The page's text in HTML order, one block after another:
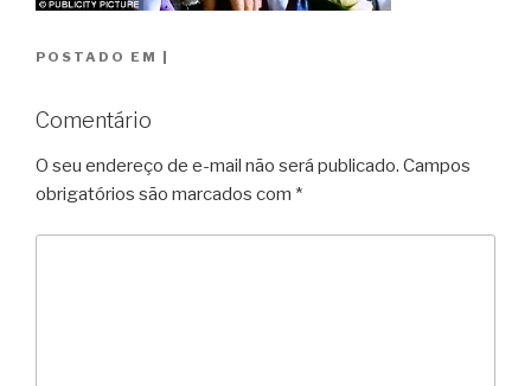
POSTADO EM |
Comentário
O seu endereço de e-mail não será publicado. Campos
obrigatórios são marcados com *